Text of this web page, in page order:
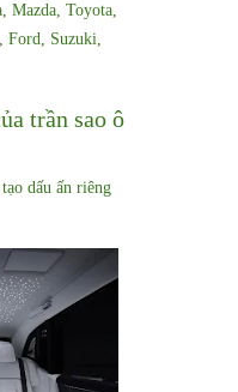
Mazda, Toyota,
Ford, Suzuki,
trần sao ô
dấu ấn riêng